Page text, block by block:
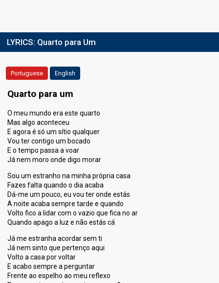
LYRICS: Quarto para Um
Portuguese English
Quarto para um
O meu mundo era este quarto
Mas algo aconteceu
E agora é só um sítio qualquer
Vou ter contigo um bocado
E o tempo passa a voar
Já nem moro onde digo morar
Sou um estranho na minha própria casa
Fazes falta quando o dia acaba
Dá-me um pouco, eu vou ter onde estás
A noite acaba sempre tarde e quando
Volto fico a lidar com o vazio que fica no ar
Quando apago a luz e não estás cá
Já me estranha acordar sem ti
Já nem sinto que pertenço aqui
Volto a casa por voltar
E acabo sempre a perguntar
Frente ao espelho ao meu reflexo